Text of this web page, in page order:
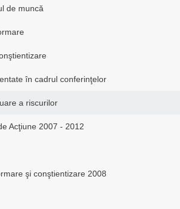
de muncă
în cadrul conferinţelor
a riscurilor
Acţiune 2007 - 2012
şi conştientizare 2008